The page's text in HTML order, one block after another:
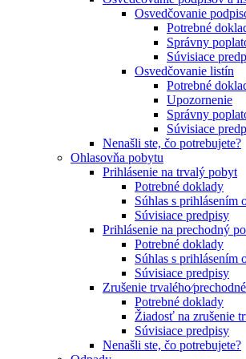
Osvedčovanie
Potrebné
Správny
Súvisiace
Osvedčovanie listín
Potrebné
Upozornenie
Správny
Súvisiace
Nenašli ste, čo potrebujete?
Ohlasovňa pobytu
Prihlásenie na trvalý pobyt
Potrebné doklady
Súhlas s prihlásením
Súvisiace predpisy
Prihlásenie na prechodný
Potrebné doklady
Súhlas s prihlásením
Súvisiace predpisy
Zrušenie
Potrebné doklady
Žiadosť na zrušenie
Súvisiace predpisy
Nenašli ste, čo potrebujete?